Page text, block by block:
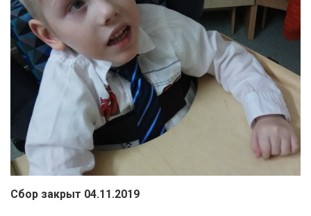
Сбор закрыт 04.11.2019